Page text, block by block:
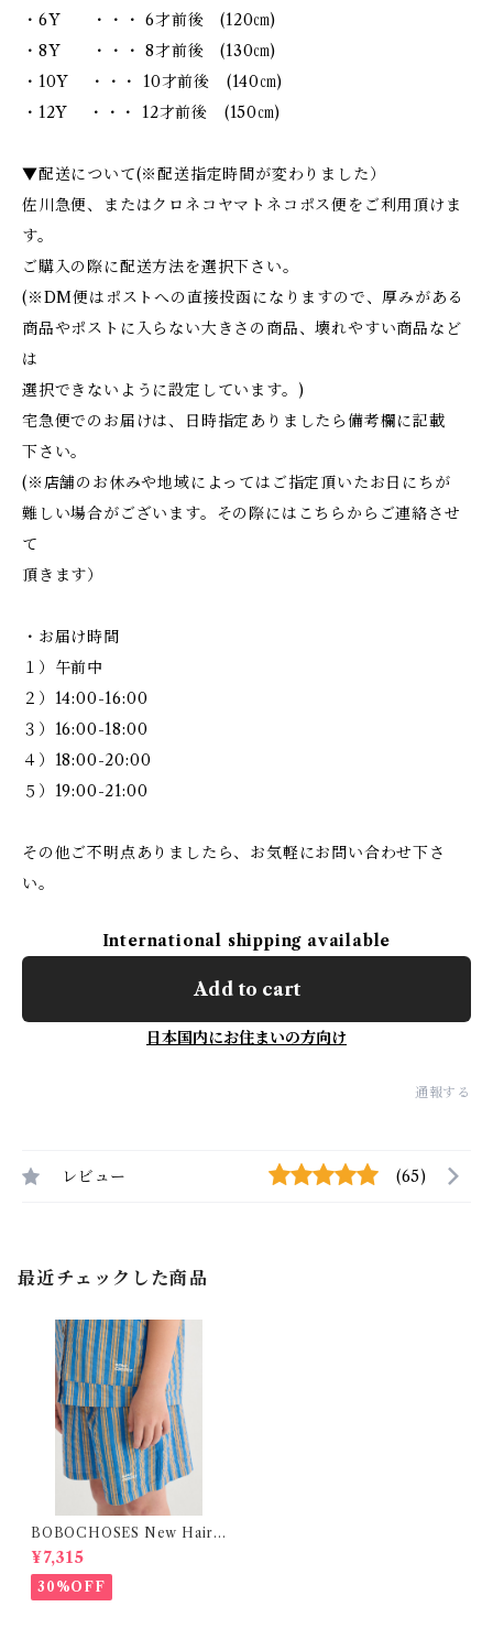
・6Y ・・・ 6才前後 (120㎝)
・8Y ・・・ 8才前後 (130㎝)
・10Y ・・・ 10才前後 (140㎝)
・12Y ・・・ 12才前後 (150㎝)
▼配送について(※配送指定時間が変わりました）
佐川急便、またはクロネコヤマトネコポス便をご利用頂けま
す。
ご購入の際に配送方法を選択下さい。
(※DM便はポストへの直接投函になりますので、厚みがある
商品やポストに入らない大きさの商品、壊れやすい商品など
は
選択できないように設定しています。)
宅急便でのお届けは、日時指定ありましたら備考欄に記載
下さい。
(※店舗のお休みや地域によってはご指定頂いたお日にちが
難しい場合がございます。その際にはこちらからご連絡させ
て
頂きます）
・お届け時間
１）午前中
２）14:00-16:00
３）16:00-18:00
４）18:00-20:00
５）19:00-21:00
その他ご不明点ありましたら、お気軽にお問い合わせ下さ
い。
International shipping available
Add to cart
日本国内にお住まいの方向け
通報する
レビュー (65)
最近チェックした商品
BOBOCHOSES New Hairli
ne denim bermuda shorts /
2-4Y
¥7,315
30%OFF